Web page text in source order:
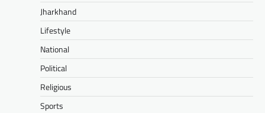
Jharkhand
Lifestyle
National
Political
Religious
Sports